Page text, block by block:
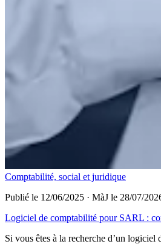
Comptabilité, social et juridique
Publié le 12/06/2025 · MàJ le 28/07/
Logiciel de comptabilité pour SARL :
Si vous êtes à la recherche d’un